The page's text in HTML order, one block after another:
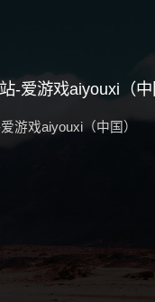
-爱游戏aiyouxi（中
游戏aiyouxi（中国）